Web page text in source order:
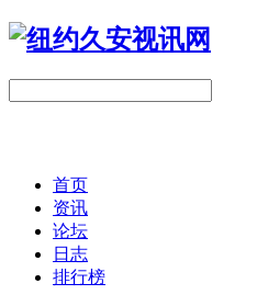
首页
资讯
论坛
日志
排行榜